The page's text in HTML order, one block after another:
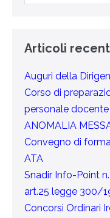
Articoli
Auguri della
Corso di
personale docente
ANOMALIA
Convegno di
ATA
Snadir Info-Point
art.25 legge 300/
Concorsi Ordinari